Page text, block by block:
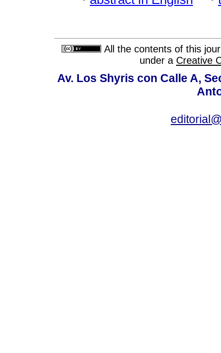
All the contents of this
under a Creative
Av. Los Shyris con Calle A,